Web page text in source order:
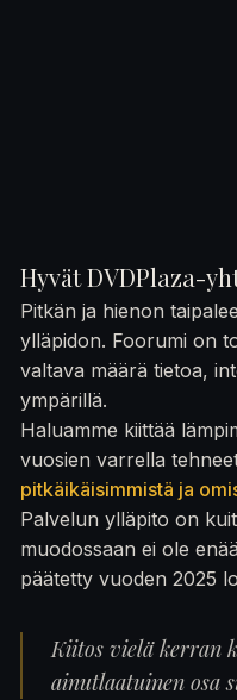
Hyvät DVDPlaza-
Pitkän ja hienon
ylläpidon. Foorumi on
valtava määrä tietoa,
ympärillä.
Haluamme kiittää
vuosien varrella
pitkäikäisimmistä ja
Palvelun ylläpito on
muodossaan ei ole
päätetty vuoden 2025
Kiitos vielä kerran
ainutlaatuinen osa